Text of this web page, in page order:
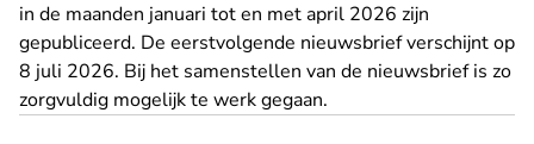
in de maanden januari tot en met april 2026 zijn
gepubliceerd. De eerstvolgende nieuwsbrief verschijnt op
8 juli 2026. Bij het samenstellen van de nieuwsbrief is zo
zorgvuldig mogelijk te werk gegaan.